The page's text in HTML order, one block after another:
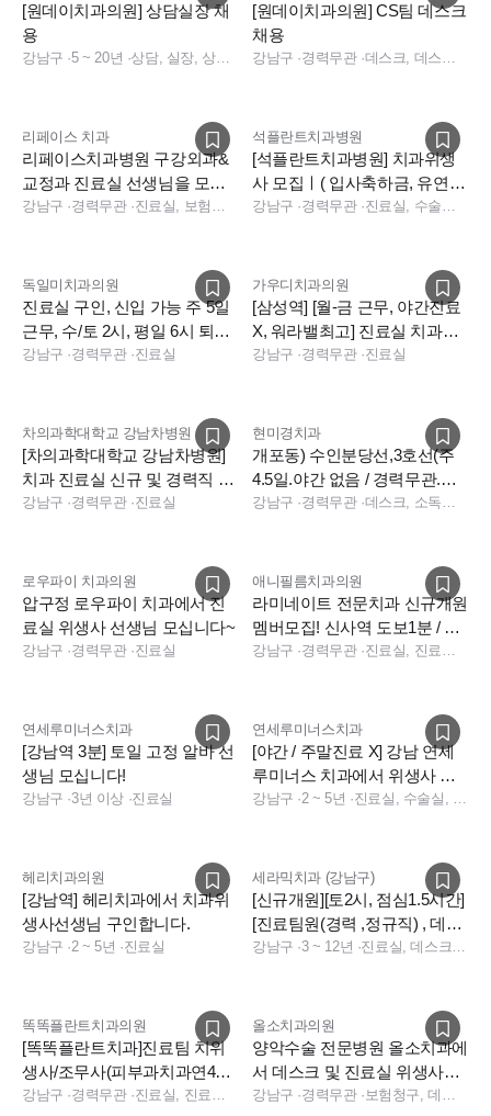
[원데이치과의원] 상담실장 채
용
강남구 ·5 ~ 20년 · 상담, 실장, 상담, 실장
[원데이치과의원] CS팀 데스크
채용
강남구 ·경력무관· 데스크, 데스크, 데스크
리페이스 치과
리페이스치과병원 구강외과&
교정과 진료실 선생님을 모십
니다
강남구 ·경력무관· 진료실, 보험청구, 상담
석플란트치과병원
[석플란트치과병원] 치과위생
사 모집ㅣ( 입사축하금, 유연근
무제 )
강남구 ·경력무관· 진료실, 수술실, 진료팀장, 수술실, 진료실
독일미치과의원
진료실 구인, 신입 가능 주 5일
근무, 수/토 2시, 평일 6시 퇴근,
첫해 연차13일
강남구 ·경력무관·진료실
가우디치과의원
[삼성역] [월-금 근무, 야간진료
X, 워라밸최고] 진료실 치과위
생사 선생님 구인합니다.
강남구 ·경력무관·진료실
차의과학대학교 강남차병원
[차의과학대학교 강남차병원]
치과 진료실 신규 및 경력직 채
용 (종합병원)
강남구 ·경력무관·진료실
현미경치과
개포동) 수인분당선,3호선(주
4.5일.야간 없음 / 경력무관.나
이무관) 정규직 구인합니다
강남구 ·경력무관· 데스크, 소독실, 진료실
로우파이 치과의원
압구정 로우파이 치과에서 진
료실 위생사 선생님 모십니다~
강남구 ·경력무관·진료실
애니필름치과의원
라미네이트 전문치과 신규개원
멤버모집! 신사역 도보1분 / 주
32시간(주4.5일) 근무
강남구 ·경력무관· 진료실, 진료팀장, 상담
연세루미너스치과
[강남역 3분] 토일 고정 알바 선
생님 모십니다!
강남구 ·3년 이상 ·진료실
연세루미너스치과
[야간 / 주말진료 X] 강남 연세
루미너스 치과에서 위생사 선
생님을 구합니다.
강남구 ·2 ~ 5년 · 진료실, 수술실, 소독실
헤리치과의원
[강남역] 헤리치과에서 치과위
생사선생님 구인합니다.
강남구 ·2 ~ 5년 ·진료실
세라믹치과 (강남구)
[신규개원][토2시, 점심1.5시간]
[진료팀원(경력 ,정규직) , 데스
크 충원합니다]
강남구 ·3 ~ 12년 · 진료실, 데스크, 데스크, 전화응대(CS), 기타
똑똑플란트치과의원
[똑똑플란트치과]진료팀 치위
생사/조무사(피부과치과연400/
입사지원금200/1인기숙사)
강남구 ·경력무관· 진료실, 진료팀장, 수술실, 덴쳐
올소치과의원
양악수술 전문병원 올소치과에
서 데스크 및 진료실 위생사선
생님 을 채용합니다.
강남구 ·경력무관· 보험청구, 데스크, 상담, 진료실, 데스크, 전화응대(CS), 보험청구, 상담, 기타